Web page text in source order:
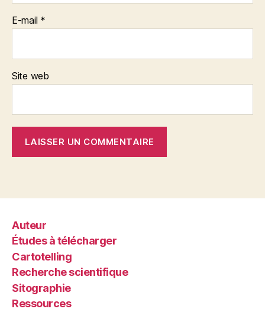
E-mail *
Site web
Auteur
Études à télécharger
Cartotelling
Recherche scientifique
Sitographie
Ressources